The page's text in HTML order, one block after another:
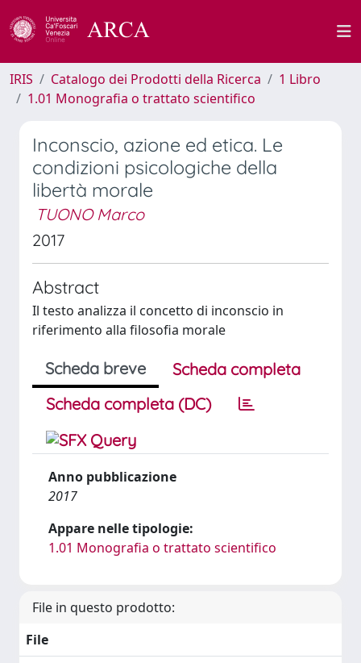
IRIS Catalogo dei Prodotti della Ricerca
1 Libro
1.01 Monografia o trattato scientifico
Inconscio, azione ed etica. Le
condizioni psicologiche della
libertà morale
TUONO Marco
2017
Abstract
Il testo analizza il concetto di inconscio in
riferimento alla filosofia morale
Scheda breve
Scheda completa
Scheda completa (DC)
Anno pubblicazione
2017
Appare nelle tipologie:
1.01 Monografia o trattato scientifico
File in questo prodotto:
File